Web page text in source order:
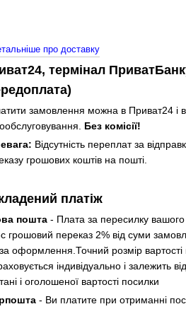
про доставку
термінал
замовлення можна в Приват24 і в
Без комісії!
Відсутність переплат за
грошових коштів на пошті.
платіж
пошта- Плата за пересилку вашого
грошовий переказ 2% від суми
оформлення.Точний розмір вартості
індивідуально і залежить
і оголошеної вартості посилки
- Ви платите при отриманні